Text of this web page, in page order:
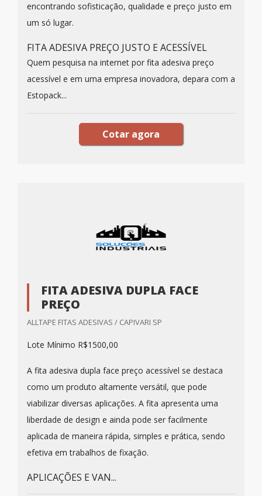
encontrando sofisticação, qualidade e preço justo em
um só lugar.
FITA ADESIVA PREÇO JUSTO E ACESSÍVEL
Quem pesquisa na internet por fita adesiva preço
acessível e em uma empresa inovadora, depara com a
Estopack...
Cotar agora
FITA ADESIVA DUPLA FACE
PREÇO
ALLTAPE FITAS ADESIVAS / CAPIVARI SP
Lote Mínimo R$1500,00
A fita adesiva dupla face preço acessível se destaca
como um produto altamente versátil, que pode
viabilizar diversas aplicações. A fita apresenta uma
liberdade de design e ainda pode ser facilmente
aplicada de maneira rápida, simples e prática, sendo
efetiva em trabalhos de fixação.
APLICAÇÕES E VAN...